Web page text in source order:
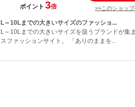
ポイント 3倍 >>このショッ
L～10Lまでの大きいサイズのファッショ...
L～10Lまでの大きいサイズを扱うブランドが集
スファッションサイト。 「ありのままを...